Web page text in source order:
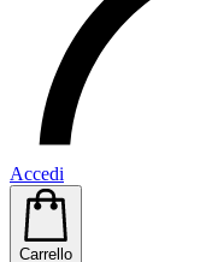
Accedi
Carrello